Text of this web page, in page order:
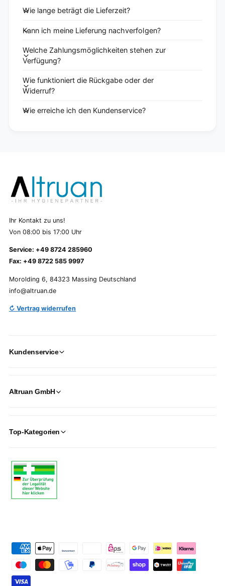
Wie lange beträgt die Lieferzeit?
Kann ich meine Lieferung nachverfolgen?
Welche Zahlungsmöglichkeiten stehen zur
Verfügung?
Wie funktioniert die Rückgabe oder der
Widerruf?
Wie erreiche ich den Kundenservice?
Ihr Kontakt zu uns!
Von 08:00 bis 17:00 Uhr
Service: +49 8724 285960
Fax: +49 8722 585 9997
Morolding 6, 84323 Massing Deutschland
info@altruan.de
↻ Vertrag widerrufen
Kundenservice
Altruan GmbH
Top-Kategorien